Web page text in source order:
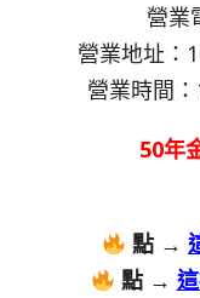
營業
營業地址：
營業時間
50年
點 →
點 →